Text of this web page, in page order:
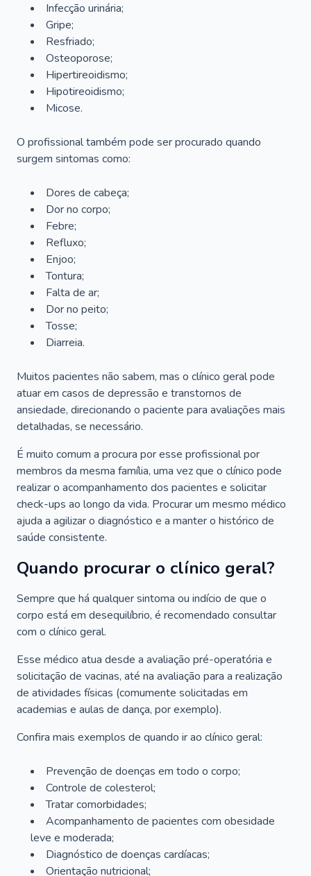
Infecção urinária;
Gripe;
Resfriado;
Osteoporose;
Hipertireoidismo;
Hipotireoidismo;
Micose.
O profissional também pode ser procurado quando
surgem sintomas como:
Dores de cabeça;
Dor no corpo;
Febre;
Refluxo;
Enjoo;
Tontura;
Falta de ar;
Dor no peito;
Tosse;
Diarreia.
Muitos pacientes não sabem, mas o clínico geral pode
atuar em casos de depressão e transtornos de
ansiedade, direcionando o paciente para avaliações mais
detalhadas, se necessário.
É muito comum a procura por esse profissional por
membros da mesma família, uma vez que o clínico pode
realizar o acompanhamento dos pacientes e solicitar
check-ups ao longo da vida. Procurar um mesmo médico
ajuda a agilizar o diagnóstico e a manter o histórico de
saúde consistente.
Quando procurar o clínico geral?
Sempre que há qualquer sintoma ou indício de que o
corpo está em desequilíbrio, é recomendado consultar
com o clínico geral.
Esse médico atua desde a avaliação pré-operatória e
solicitação de vacinas, até na avaliação para a realização
de atividades físicas (comumente solicitadas em
academias e aulas de dança, por exemplo).
Confira mais exemplos de quando ir ao clínico geral:
Prevenção de doenças em todo o corpo;
Controle de colesterol;
Tratar comorbidades;
Acompanhamento de pacientes com obesidade
leve e moderada;
Diagnóstico de doenças cardíacas;
Orientação nutricional;